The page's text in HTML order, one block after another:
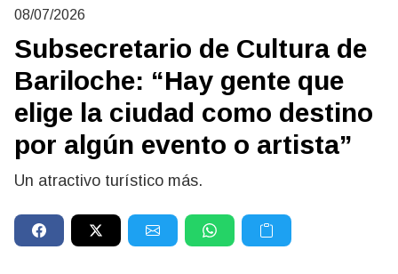
08/07/2026
Subsecretario de Cultura de
Bariloche: “Hay gente que
elige la ciudad como destino
por algún evento o artista”
Un atractivo turístico más.